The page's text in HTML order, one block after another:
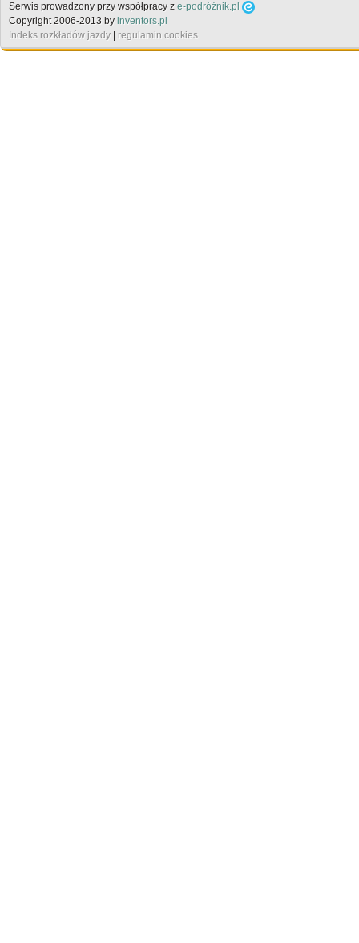
Serwis prowadzony przy współpracy z e-podróżnik.pl
Copyright 2006-2013 by inventors.pl
Indeks rozkładów jazdy
regulamin cookies